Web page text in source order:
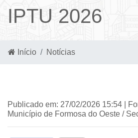
IPTU 2026
Início Notícias
Publicado em: 27/02/2026 15:54 |
Município de Formosa do Oeste /